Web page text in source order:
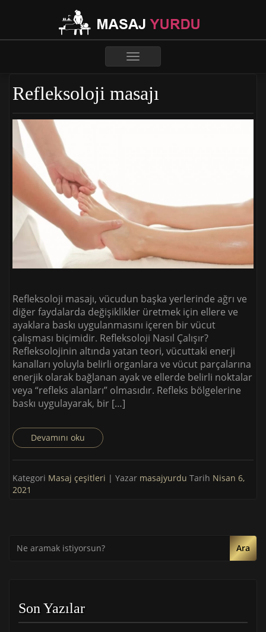
Toggle
Refleksoloji masajı
Refleksoloji masajı, vücudun başka yerlerinde ağrı ve
diğer faydalarda değişiklikler üretmek için ellere ve
ayaklara baskı uygulanmasını içeren bir vücut
çalışması biçimidir. Refleksoloji Nasıl Çalışır?
Refleksolojinin altında yatan teori, vücuttaki enerji
kanalları yoluyla belirli organlara ve vücut parçalarına
enerjik olarak bağlanan ayak ve ellerde belirli noktalar
veya “refleks alanları” olmasıdır. Refleks bölgelerine
baskı uygulayarak, bir […]
Devamını oku
Kategori Masaj çeşitleri | Yazar masajyurdu Tarih Nisan 6,
2021
Ara
Son Yazılar